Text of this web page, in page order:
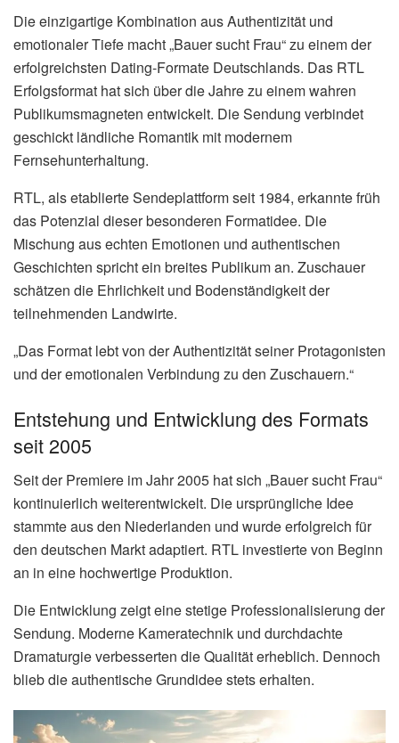
Die einzigartige Kombination aus Authentizität und
emotionaler Tiefe macht „Bauer sucht Frau“ zu einem der
erfolgreichsten Dating-Formate Deutschlands. Das RTL
Erfolgsformat hat sich über die Jahre zu einem wahren
Publikumsmagneten entwickelt. Die Sendung verbindet
geschickt ländliche Romantik mit modernem
Fernsehunterhaltung.
RTL, als etablierte Sendeplattform seit 1984, erkannte früh
das Potenzial dieser besonderen Formatidee. Die
Mischung aus echten Emotionen und authentischen
Geschichten spricht ein breites Publikum an. Zuschauer
schätzen die Ehrlichkeit und Bodenständigkeit der
teilnehmenden Landwirte.
„Das Format lebt von der Authentizität seiner Protagonisten
und der emotionalen Verbindung zu den Zuschauern.“
Entstehung und Entwicklung des Formats
seit 2005
Seit der Premiere im Jahr 2005 hat sich „Bauer sucht Frau“
kontinuierlich weiterentwickelt. Die ursprüngliche Idee
stammte aus den Niederlanden und wurde erfolgreich für
den deutschen Markt adaptiert. RTL investierte von Beginn
an in eine hochwertige Produktion.
Die Entwicklung zeigt eine stetige Professionalisierung der
Sendung. Moderne Kameratechnik und durchdachte
Dramaturgie verbesserten die Qualität erheblich. Dennoch
blieb die authentische Grundidee stets erhalten.